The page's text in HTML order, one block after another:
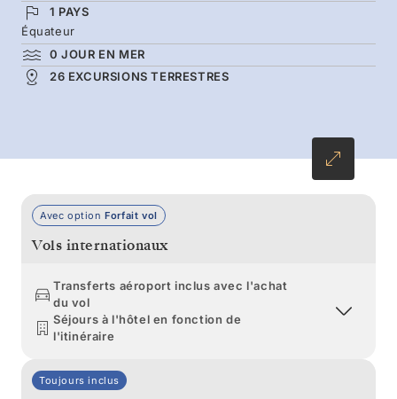
l’incontournable Pinnacle Rock de Bartolomé.
Rencontrez la faune emblématique et
découvrez ses histoires, racontées par notre
équipe de naturalistes natifs des Galápagos.
1 PAYS
Équateur
0 JOUR EN MER
26 EXCURSIONS TERRESTRES
Avec option Forfait vol
Vols internationaux
Transferts aéroport inclus avec l'achat
du vol
Séjours à l'hôtel en fonction de
l'itinéraire
Toujours inclus